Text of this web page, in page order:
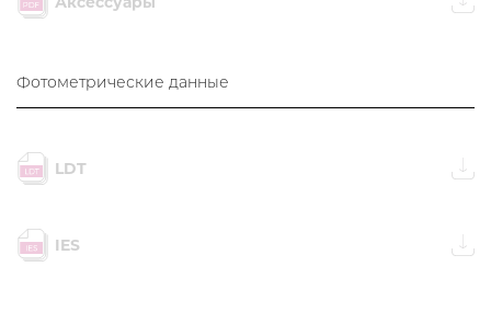
Фотометрические данные
LDT
IES